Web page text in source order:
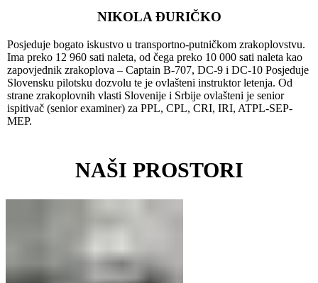
NIKOLA ĐURIČKO
Posjeduje bogato iskustvo u transportno-putničkom zrakoplovstvu.
Ima preko 12 960 sati naleta, od čega preko 10 000 sati naleta kao
zapovjednik zrakoplova – Captain B-707, DC-9 i DC-10 Posjeduje
Slovensku pilotsku dozvolu te je ovlašteni instruktor letenja. Od
strane zrakoplovnih vlasti Slovenije i Srbije ovlašteni je senior
ispitivač (senior examiner) za PPL, CPL, CRI, IRI, ATPL-SEP-
MEP.
NAŠI PROSTORI